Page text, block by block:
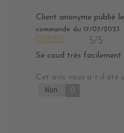
Client anonyme publié
commande du 17/07/2023
5/5
Se coud très facilement
Cet avis vous a-t-il été
Non 0